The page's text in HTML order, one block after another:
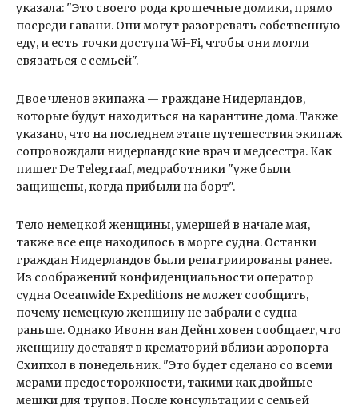
указала: "Это своего рода крошечные домики, прямо
посреди гавани. Они могут разогревать собственную
еду, и есть точки доступа Wi-Fi, чтобы они могли
связаться с семьей".
Двое членов экипажа — граждане Нидерландов,
которые будут находиться на карантине дома. Также
указано, что на последнем этапе путешествия экипаж
сопровождали нидерландские врач и медсестра. Как
пишет De Telegraaf, медработники "уже были
защищены, когда прибыли на борт".
Тело немецкой женщины, умершей в начале мая,
также все еще находилось в морге судна. Останки
граждан Нидерландов были репатриированы ранее.
Из соображений конфиденциальности оператор
судна Oceanwide Expeditions не может сообщить,
почему немецкую женщину не забрали с судна
раньше. Однако Ивонн ван Дейнгховен сообщает, что
женщину доставят в крематорий вблизи аэропорта
Схипхол в понедельник. "Это будет сделано со всеми
мерами предосторожности, такими как двойные
мешки для трупов. После консультации с семьей